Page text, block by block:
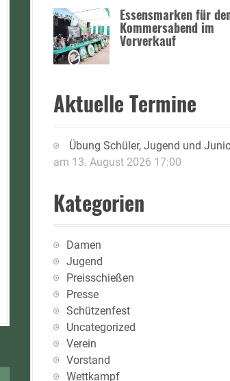
Essensmarken für
Kommersabend im
Vorverkauf
Aktuelle Termine
Übung Schüler, Jugend und
am 13. August 2026 17:00
Kategorien
Damen
Jugend
Preisschießen
Presse
Schützenfest
Uncategorized
Verein
Vorstand
Wettkampf